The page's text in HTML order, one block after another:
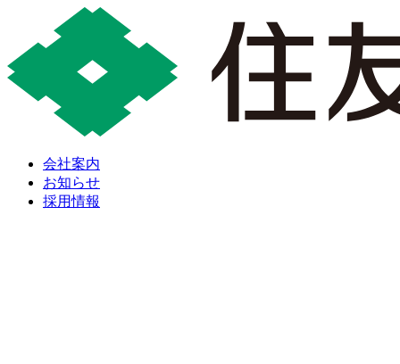
会社案内
お知らせ
採用情報